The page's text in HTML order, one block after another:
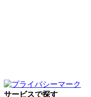
サービスで探す